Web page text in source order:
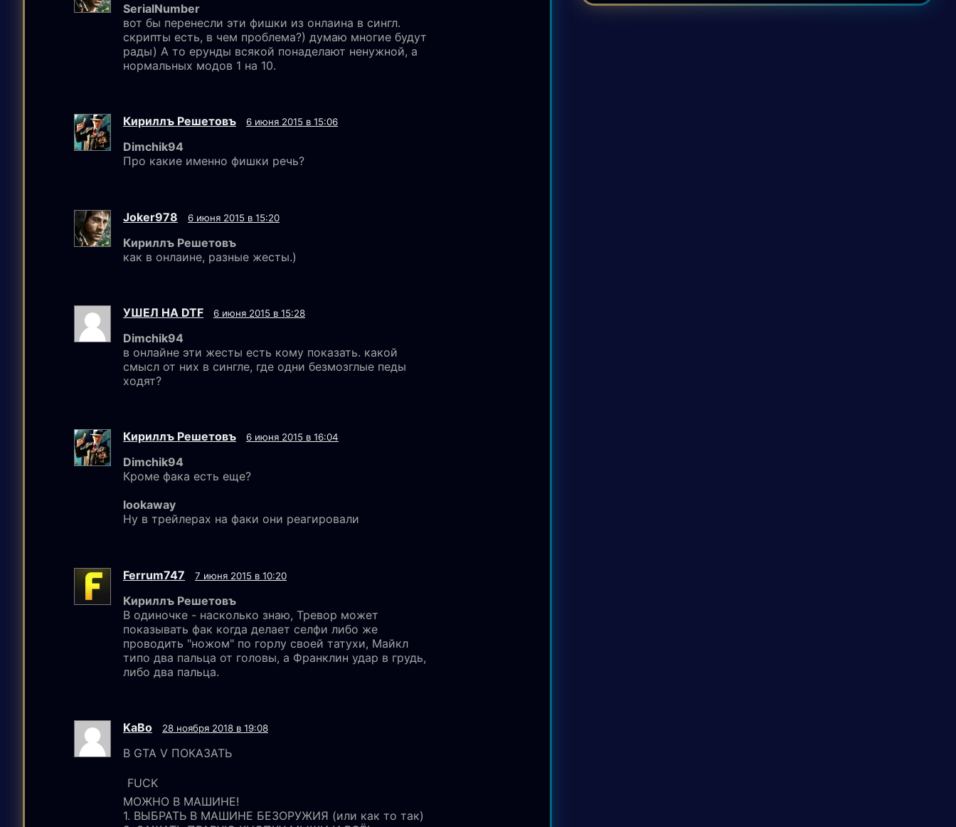
SerialNumber
вот бы перенесли эти фишки из онлаина в сингл.
скрипты есть, в чем проблема?) думаю многие будут
рады) А то ерунды всякой понаделают ненужной, а
нормальных модов 1 на 10.
Кириллъ Решетовъ 6 июня 2015 в 15:06
Dimchik94
Про какие именно фишки речь?
Joker978 6 июня 2015 в 15:20
Кириллъ Решетовъ
как в онлаине, разные жесты.)
УШЕЛ НА DTF 6 июня 2015 в 15:28
Dimchik94
в онлайне эти жесты есть кому показать. какой
смысл от них в сингле, где одни безмозглые педы
ходят?
Кириллъ Решетовъ 6 июня 2015 в 16:04
Dimchik94
Кроме фака есть еще?
lookaway
Ну в трейлерах на факи они реагировали
Ferrum747 7 июня 2015 в 10:20
Кириллъ Решетовъ
В одиночке - насколько знаю, Тревор может
показывать фак когда делает селфи либо же
проводить "ножом" по горлу своей татухи, Майкл
типо два пальца от головы, а Франклин удар в грудь,
либо два пальца.
KaBo 28 ноября 2018 в 19:08
В GTA V ПОКАЗАТЬ
FUCK
МОЖНО В МАШИНЕ!
1. ВЫБРАТЬ В МАШИНЕ БЕЗОРУЖИЯ (или как то так)